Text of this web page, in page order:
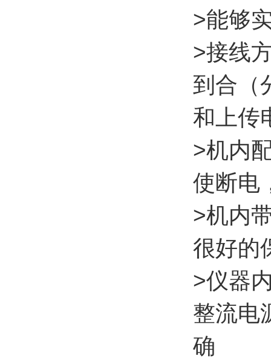
>能够
>接线
到合（
和上传
>机内
使断电
>机内
很好的
>仪器
整流电
确